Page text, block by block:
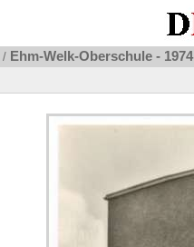
/ Ehm-Welk-Oberschule - 1974